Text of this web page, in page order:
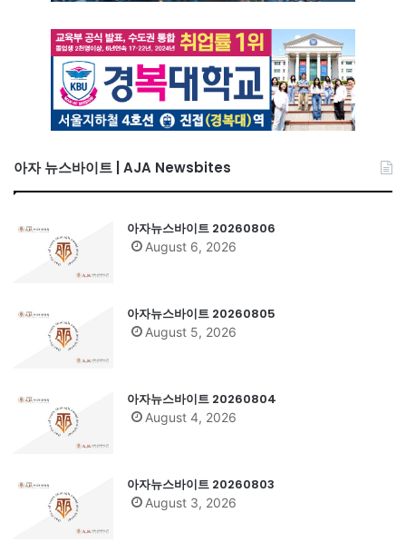
아자 뉴스바이트 | AJA Newsbites
아자뉴스바이트 20260806
August 6, 2026
아자뉴스바이트 20260805
August 5, 2026
아자뉴스바이트 20260804
August 4, 2026
아자뉴스바이트 20260803
August 3, 2026